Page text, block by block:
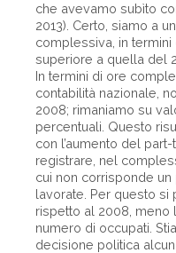
che avevamo subìto
2013). Certo, siamo a
complessiva, in termini
superiore a quella del
In termini di ore
contabilità nazionale,
2008; rimaniamo su
percentuali. Questo
con l’aumento del
registrare, nel
cui non corrisponde
lavorate. Per questo si
rispetto al 2008, meno
numero di occupati.
decisione politica